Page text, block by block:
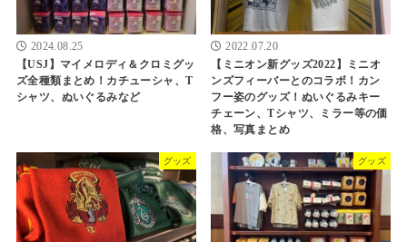
2024.08.25
【USJ】マイメロディ＆クロミグッ
ズ全種類まとめ！カチューシャ、T
シャツ、ぬいぐるみなど
2022.07.20
【ミニオン新グッズ2022】ミニオ
ンズフィーバーとのコラボ！カン
フー姿のグッズ！ぬいぐるみキー
チェーン、Tシャツ、ミラー等の価
格、写真まとめ
グッズ グッズ